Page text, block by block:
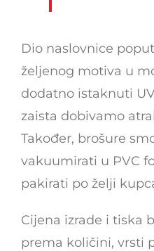
Dio naslovnice
željenog motiva u
dodatno istaknuti
zaista dobivamo
Također, brošure
vakuumirati u PVC
pakirati po želji
Cijena izrade i tiska
prema količini, vrsti